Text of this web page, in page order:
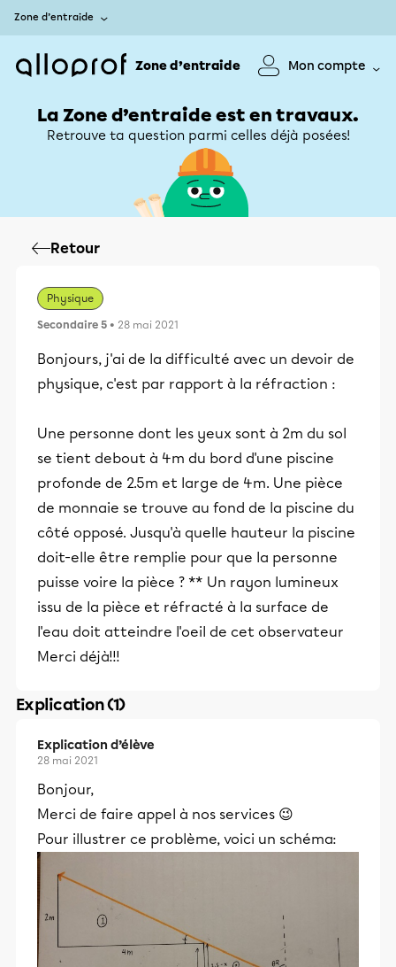
Zone d’entraide
Zone d’entraide Mon compte
La Zone d’entraide est en travaux.
Retrouve ta question parmi celles déjà posées!
Retour
Physique
Secondaire 5 • 28 mai 2021
Bonjours, j'ai de la difficulté avec un devoir de
physique, c'est par rapport à la réfraction :
Une personne dont les yeux sont à 2m du sol
se tient debout à 4m du bord d'une piscine
profonde de 2.5m et large de 4m. Une pièce
de monnaie se trouve au fond de la piscine du
côté opposé. Jusqu'à quelle hauteur la piscine
doit-elle être remplie pour que la personne
puisse voire la pièce ? ** Un rayon lumineux
issu de la pièce et réfracté à la surface de
l'eau doit atteindre l'oeil de cet observateur
Merci déjà!!!
Explication (1)
Explication d’élève
28 mai 2021
Bonjour,
Merci de faire appel à nos services 😉
Pour illustrer ce problème, voici un schéma: